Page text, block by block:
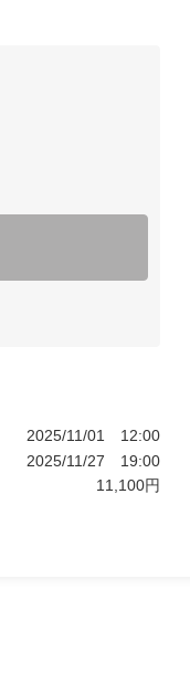
2025/11/01
12:00
2025/11/27
19:00
11,100円